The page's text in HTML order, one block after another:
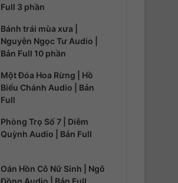
Full 3 phần
Bánh trái mùa xưa |
Nguyễn Ngọc Tư Audio |
Bản Full 10 phần
Một Đóa Hoa Rừng | Hồ
Biểu Chánh Audio | Bản
Full
Phòng Trọ Số 7 | Diễm
Quỳnh Audio | Bản Full
Oán Hồn Cô Nữ Sinh | Ngô